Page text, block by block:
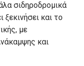
σιδηροδρομικά
και το
με
και